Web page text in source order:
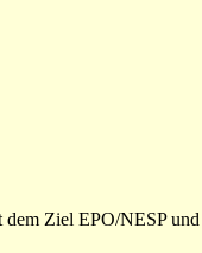
Ziel EPO/NESP und